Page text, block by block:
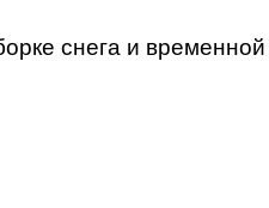
снега и